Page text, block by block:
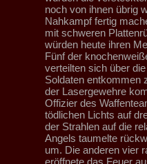
noch von ihnen übrig
Nahkampf fertig
mit schweren
würden heute ihren
Fünf der
verteilten sich über
Soldaten entkommen
der Lasergewehre
Offizier des
tödlichen Lichts auf
der Strahlen auf die
Angels taumelte
um. Die anderen vier
eröffnete das Feuer